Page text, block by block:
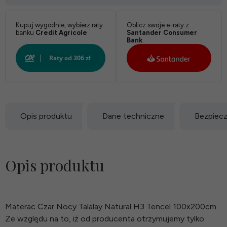
Kupuj wygodnie, wybierz raty
banku Credit Agricole
Oblicz swoje e-raty z
Santander Consumer
Bank
Opis produktu Dane techniczne
Opis produktu
Materac Czar Nocy Talalay Natural H3 Tencel 100x200cm
Ze względu na to, iż od producenta otrzymujemy tylko